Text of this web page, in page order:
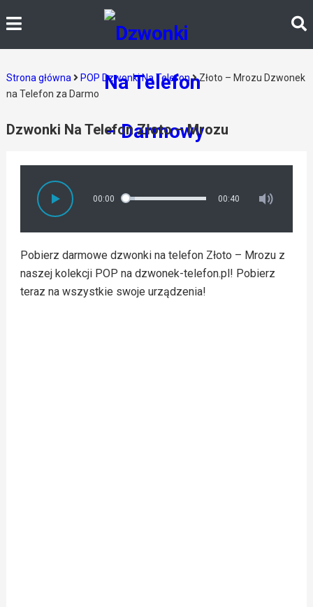
Strona główna POP Dzwonki Na Telefon
Złoto – Mrozu Dzwonek
na Telefon za Darmo
Dzwonki Na Telefon Złoto – Mrozu
00:00 00:40
Pobierz darmowe dzwonki na telefon Złoto – Mrozu z
naszej kolekcji POP na dzwonek-telefon.pl! Pobierz
teraz na wszystkie swoje urządzenia!